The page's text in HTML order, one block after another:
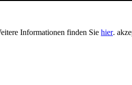
Informationen finden Sie hier.